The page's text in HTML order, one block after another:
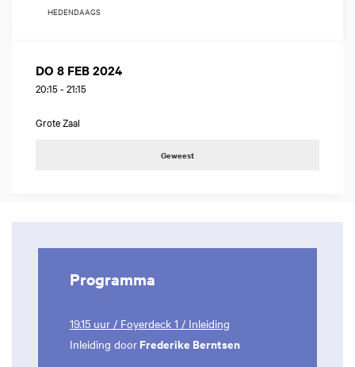
HEDENDAAGS
DO 8 FEB 2024
20:15 - 21:15
Grote Zaal
Geweest
Programma
19.15 uur / Foyerdeck 1 / Inleiding
Inleiding door Frederike Berntsen